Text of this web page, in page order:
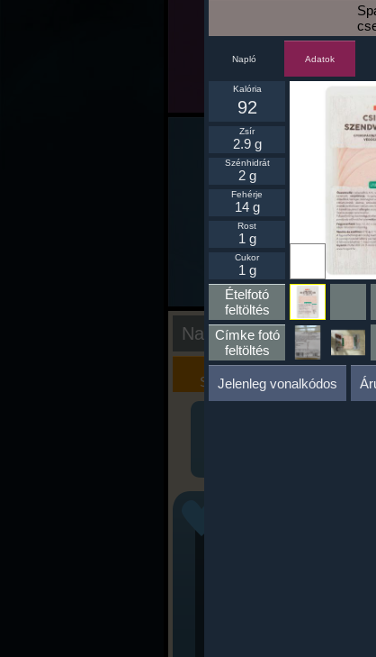
Nap kiértékelése
Kalória
Szimulátor
Napló Adatok
Kalória
92
Zsír
2.9 g
Szénhidrát
2 g
Fehérje
14 g
Rost
1 g
Cukor
1 g
Ételfotó
feltöltés
Címke fotó
feltöltés
Jelenleg vonalkódos